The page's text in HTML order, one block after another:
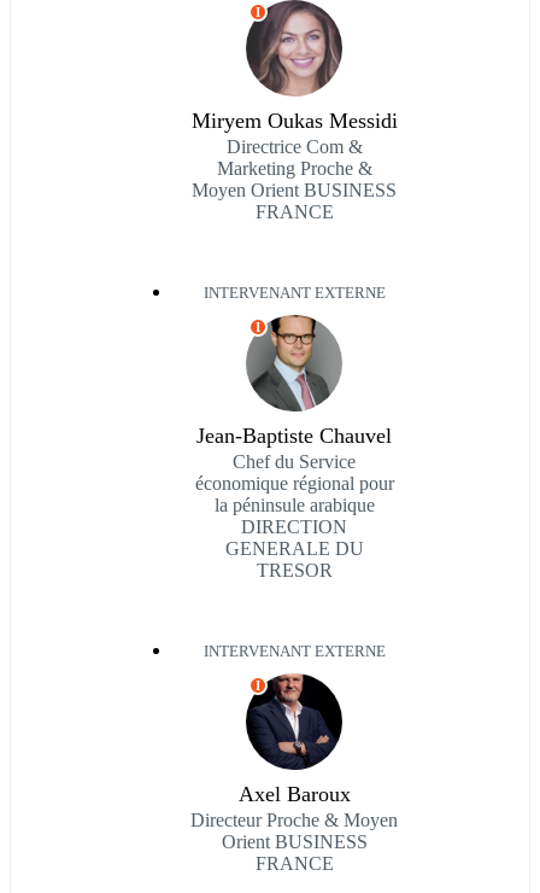
I
Miryem Oukas Messidi
Directrice Com &
Marketing Proche &
Moyen Orient BUSINESS
FRANCE
INTERVENANT EXTERNE
I
Jean-Baptiste Chauvel
Chef du Service
économique régional pour
la péninsule arabique
DIRECTION
GENERALE DU
TRESOR
INTERVENANT EXTERNE
I
Axel Baroux
Directeur Proche & Moyen
Orient BUSINESS
FRANCE